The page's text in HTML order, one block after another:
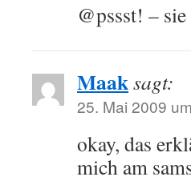
@pssst! –
Maaksagt:
25. Mai 2009
okay, das
mich am